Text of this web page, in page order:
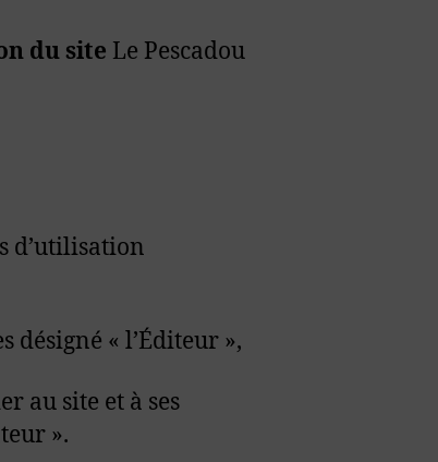
du site Le Pescadou
d’utilisation
désigné « l’Éditeur »,
au site et à ses
».